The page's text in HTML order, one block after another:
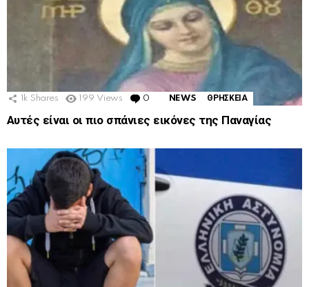
1k Shares 199 Views 0 Comments
NEWS ΘΡΗΣΚΕΙΑ
Αυτές είναι οι πιο σπάνιες εικόνες της Παναγίας